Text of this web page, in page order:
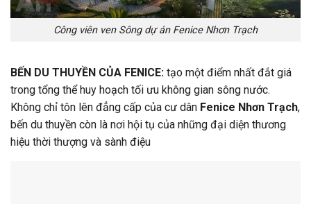
Công viên ven Sông dự án Fenice Nhơn Trạch
BẾN DU THUYỀN CỦA FENICE: tạo một điểm nhất đắt giá
trong tổng thể huy hoạch tối ưu không gian sông nước.
Không chỉ tôn lên đẳng cấp của cư dân Fenice Nhơn Trạch,
bến du thuyền còn là nơi hội tụ của những đại diện thương
hiệu thời thượng và sành điệu